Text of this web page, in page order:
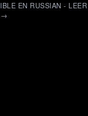
EN RUSSIAN - LEER
→